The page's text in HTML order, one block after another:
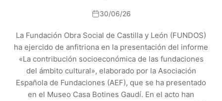
30/06/26
La Fundación Obra Social de Castilla y León (FUNDOS)
ha ejercido de anfitriona en la presentación del informe
«La contribución socioeconómica de las fundaciones
del ámbito cultural», elaborado por la Asociación
Española de Fundaciones (AEF), que se ha presentado
en el Museo Casa Botines Gaudí. En el acto han